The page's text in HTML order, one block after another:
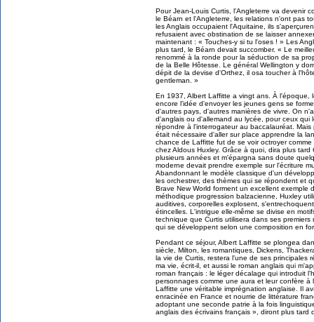
Pour Jean-Louis Curtis, l'Angleterre va devenir
le Béarn et l'Angleterre, les relations n'ont pas
les Anglais occupaient l'Aquitaine, ils
refusaient avec obstination de se laisser
maintenant : « Touches-y si tu l'oses ! » Les
plus tard, le Béarn devait succomber. « Le
renommé à la ronde pour la séduction de sa
de la Belle Hôtesse. Le général Wellington y
dépit de la devise d'Orthez, il osa toucher à
gentleman. »
En 1937, Albert Laffitte a vingt ans. À l'époque,
encore l'idée d'envoyer les jeunes gens se
d'autres pays, d'autres manières de vivre. On
d'anglais ou d'allemand au lycée, pour ceux
répondre à l'interrogateur au baccalauréat.
était nécessaire d'aller sur place apprendre la
chance de Laffitte fut de se voir octroyer
chez Aldous Huxley. Grâce à quoi, dira plus
plusieurs années et m'épargna sans doute
moderne devait prendre exemple sur l'écriture
Abandonnant le modèle classique d'un
les orchestrer, des thèmes qui se répondent et
Brave New World forment un excellent
méthodique progression balzacienne, Huxley
auditives, corporelles explosent,
étincelles. L'intrigue elle-même se divise en
technique que Curtis utilisera dans ses
qui se développent selon une composition en
Pendant ce séjour, Albert Laffitte se plongea
siècle, Milton, les romantiques, Dickens,
la vie de Curtis, restera l'une de ses principales
ma vie, écrit-il, et aussi le roman anglais qui
roman français : le léger décalage qui introduit
personnages comme une aura et leur confère
Laffitte une véritable imprégnation anglaise. Il
enracinée en France et nourrie de littérature
adoptant une seconde patrie à la fois
anglais des écrivains français », diront plus tard